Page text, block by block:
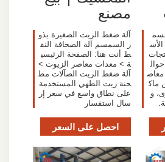
معاص
عن ماك
و
مصنع
آلة ضغط الزيت الصغيرة بذو
ر السمسم آلة الصحافة النف
ط أنت هنا: الصفحة الرئيسي
ة > معدات معاصر الزيوت >
آلة ضغط الزيت الصآلات مط
حنة زيت الطهي المستخدمة
على نطاق واسع في سعر إر
سال استفسار
احصل على السعر